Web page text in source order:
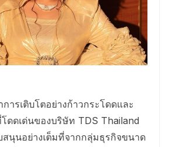
ารเติบโตอย่างก้าวกระโดดและ
ดดเด่นของบริษัท TDS Thailand
นุนอย่างเต็มที่จากกลุ่มธุรกิจขนาด